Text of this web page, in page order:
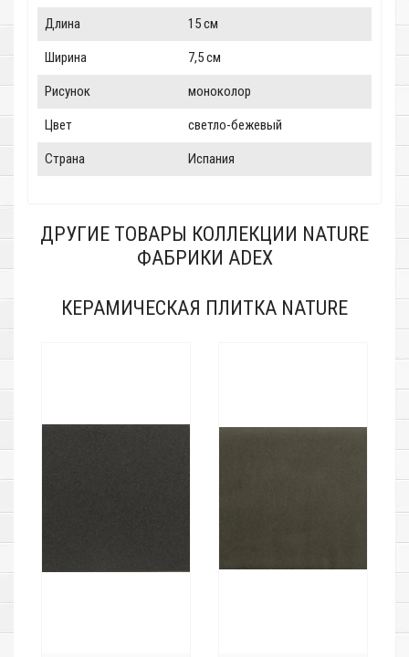
Длина 15 см
Ширина 7,5 см
Рисунок моноколор
Цвет светло-бежевый
Страна Испания
ДРУГИЕ ТОВАРЫ КОЛЛЕКЦИИ NATURE
ФАБРИКИ ADEX
КЕРАМИЧЕСКАЯ ПЛИТКА NATURE